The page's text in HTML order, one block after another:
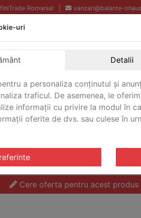
Romania! vanzari@balante-
Echipamente profesionale
pentru laborator.
Garantie Internationala.
5000 Multi Pro/ Centrifuga
Cere oferta pentru acest produs
uri
Detalii
a personaliza conținutul și
traficul. De asemenea, le
informații cu privire la modul în
oferite de dvs. sau culese în